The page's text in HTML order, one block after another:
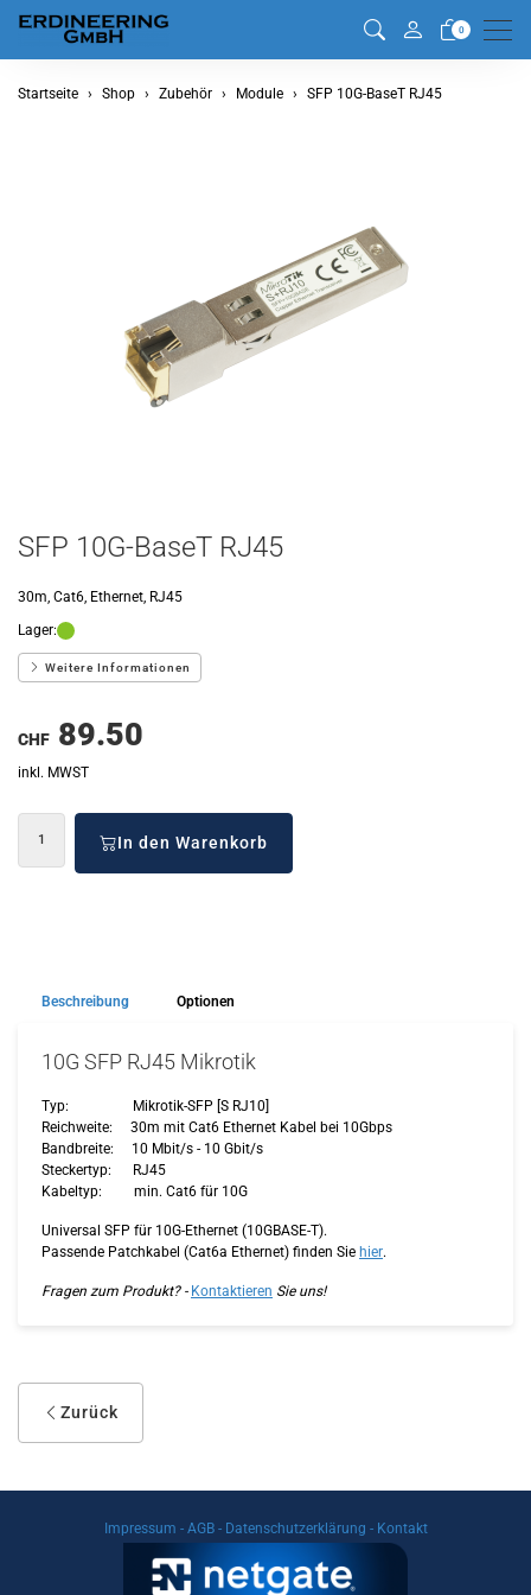
0 Menu
Startseite Shop Zubehör Module SFP 10G-BaseT RJ45
SFP 10G-BaseT RJ45
30m, Cat6, Ethernet, RJ45
Lager:
Weitere Informationen
CHF 89.50
inkl. MWST
In den Warenkorb
Beschreibung Optionen
10G SFP RJ45 Mikrotik
Typ: Mikrotik-SFP [S RJ10]
Reichweite: 30m mit Cat6 Ethernet Kabel bei 10Gbps
Bandbreite: 10 Mbit/s - 10 Gbit/s
Steckertyp: RJ45
Kabeltyp: min. Cat6 für 10G
Universal SFP für 10G-Ethernet (10GBASE-T).
Passende Patchkabel (Cat6a Ethernet) finden Sie hier.
Fragen zum Produkt? - Kontaktieren Sie uns!
Zurück
Impressum - AGB- Datenschutzerklärung - Kontakt